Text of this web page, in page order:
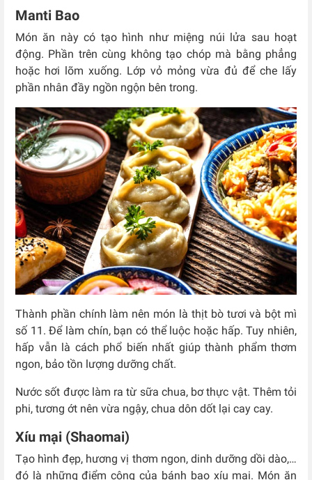
Manti Bao
Món ăn này có tạo hình như miệng núi lửa sau hoạt
động. Phần trên cùng không tạo chóp mà bằng phẳng
hoặc hơi lõm xuống. Lớp vỏ mỏng vừa đủ để che lấy
phần nhân đầy ngồn ngộn bên trong.
Thành phần chính làm nên món là thịt bò tươi và bột mì
số 11. Để làm chín, bạn có thể luộc hoặc hấp. Tuy nhiên,
hấp vẫn là cách phổ biến nhất giúp thành phẩm thơm
ngon, bảo tồn lượng dưỡng chất.
Nước sốt được làm ra từ sữa chua, bơ thực vật. Thêm tỏi
phi, tương ớt nên vừa ngậy, chua dôn dốt lại cay cay.
Xíu mại (Shaomai)
Tạo hình đẹp, hương vị thơm ngon, dinh dưỡng dồi dào,…
đó là những điểm cộng của bánh bao xíu mại. Món ăn